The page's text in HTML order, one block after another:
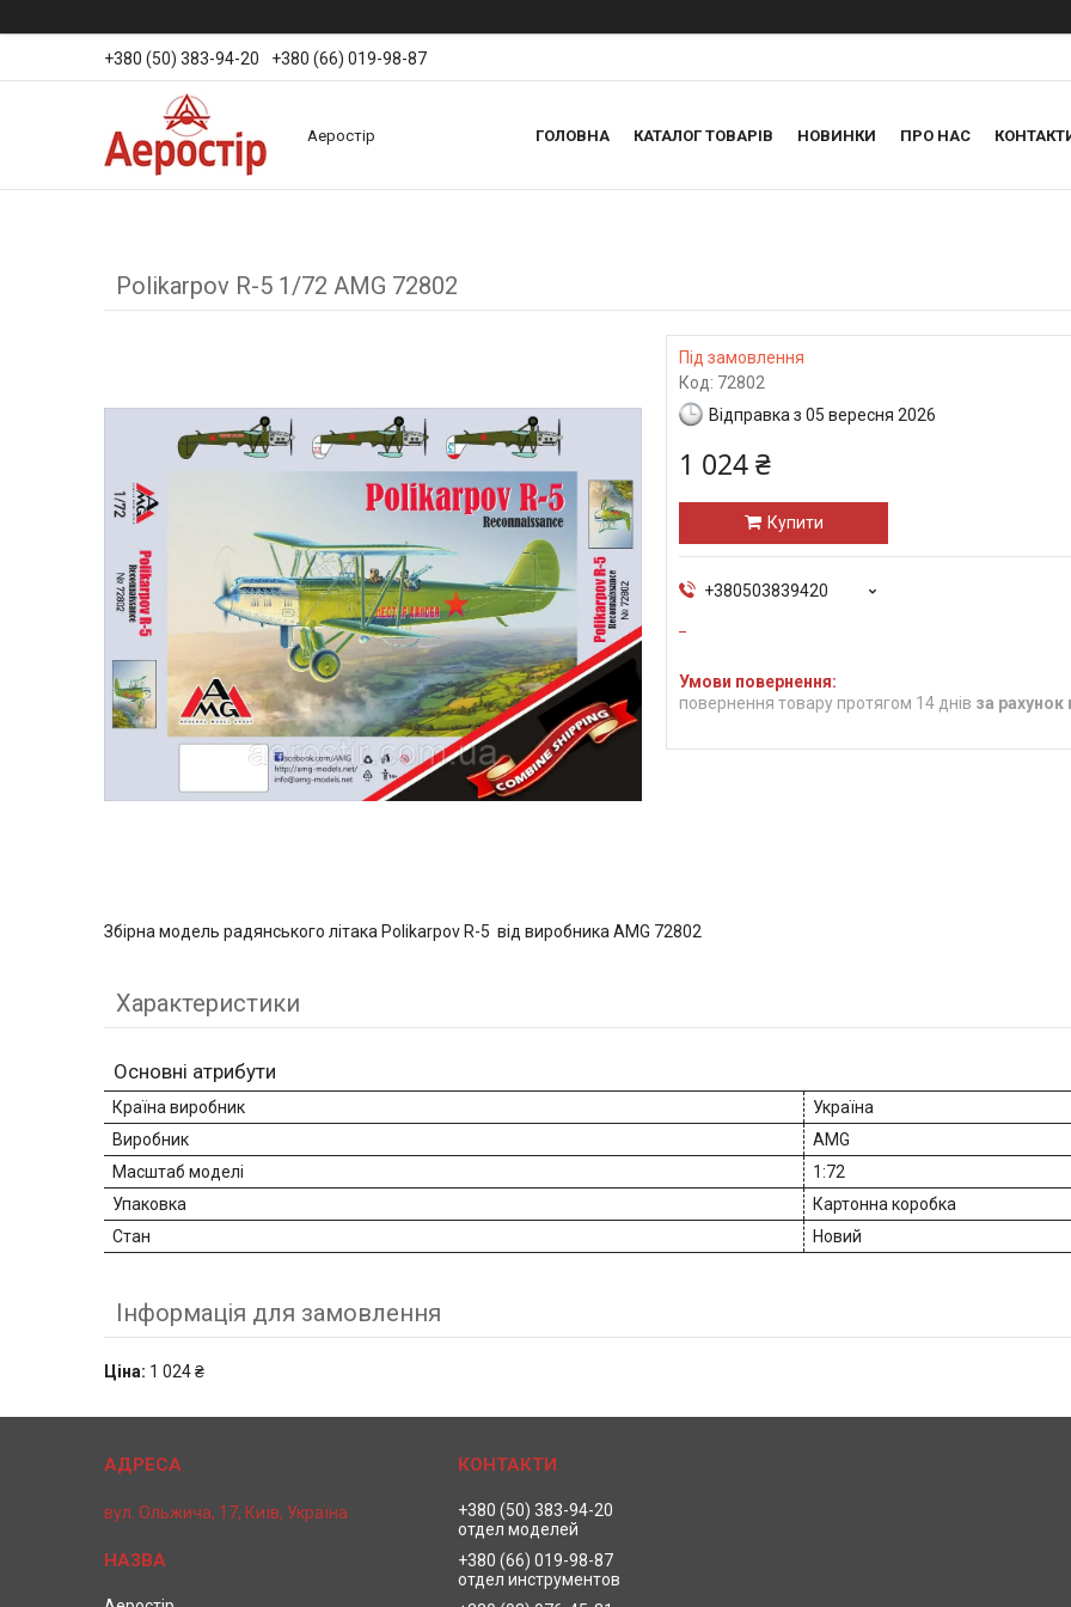
+380 (50) 383-94-20 +380 (66) 019-98-87
Аеростір ГОЛОВНА КАТАЛОГ ТОВАРІВ НОВИНКИ ПРО НАС
Polikarpov R-5 1/72 AMG 72802
Під замовлення
Код: 72802
Відправка з 05 вересня 2026
1 024 ₴
Купити
+380503839420
повернення товару протягом 14 днів за рахунок
Збірна модель радянського літака Polikarpov R-5 від виробника AMG 72802
Характеристики
Основні атрибути
Країна виробник
Україна
Виробник
AMG
Масштаб моделі
1:72
Упаковка
Картонна коробка
Стан
Новий
Інформація для замовлення
Ціна: 1 024 ₴
вул. Ольжича, 17, Київ, Україна
+380 (50) 383-94-20
отдел моделей
+380 (66) 019-98-87
отдел инструментов